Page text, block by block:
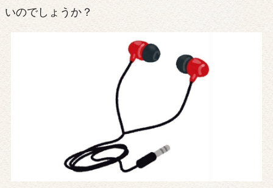
いのでしょうか？